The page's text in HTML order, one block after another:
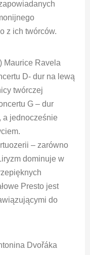
z ich twórców.
Maurice Ravela
D- dur na lewą
twórczej
G – dur
a jednocześnie
– zarówno
dominuje w
Presto jest
do
Dvořáka